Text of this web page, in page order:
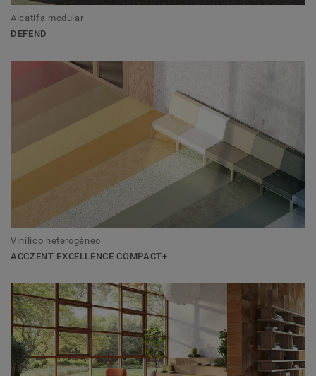
Alcatifa modular
DEFEND
Vinílico heterogéneo
ACCZENT EXCELLENCE COMPACT+